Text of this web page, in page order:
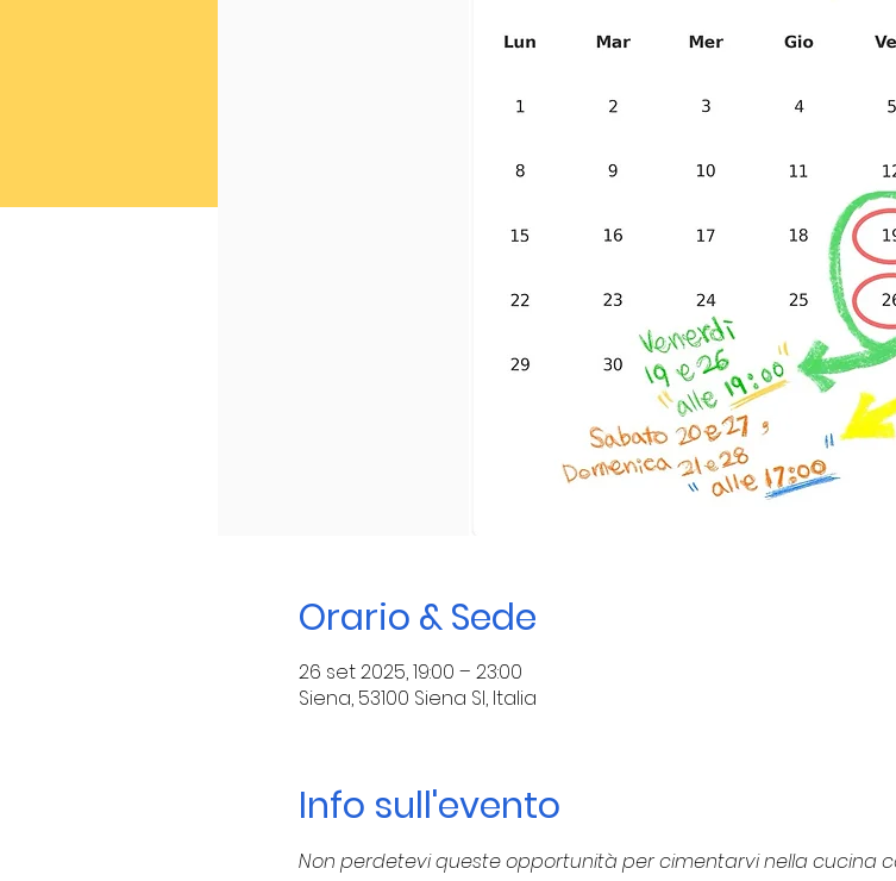
Orario & Sede
26 set 2025, 19:00 – 23:00
Siena, 53100 Siena SI, Italia
Info sull'evento
Non perdetevi queste opportunità per cimentarvi nella cucina